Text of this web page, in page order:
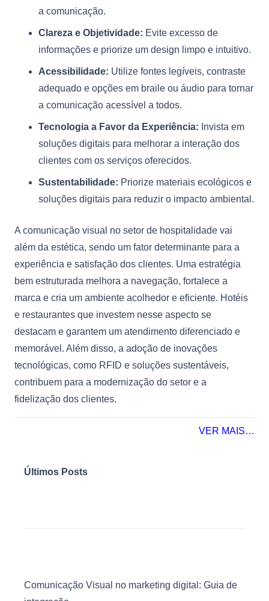
a comunicação.
Clareza e Objetividade: Evite excesso de
informações e priorize um design limpo e intuitivo.
Acessibilidade: Utilize fontes legíveis, contraste
adequado e opções em braile ou áudio para tornar
a comunicação acessível a todos.
Tecnologia a Favor da Experiência: Invista em
soluções digitais para melhorar a interação dos
clientes com os serviços oferecidos.
Sustentabilidade: Priorize materiais ecológicos e
soluções digitais para reduzir o impacto ambiental.
A comunicação visual no setor de hospitalidade vai
além da estética, sendo um fator determinante para a
experiência e satisfação dos clientes. Uma estratégia
bem estruturada melhora a navegação, fortalece a
marca e cria um ambiente acolhedor e eficiente. Hotéis
e restaurantes que investem nesse aspecto se
destacam e garantem um atendimento diferenciado e
memorável. Além disso, a adoção de inovações
tecnológicas, como RFID e soluções sustentáveis,
contribuem para a modernização do setor e a
fidelização dos clientes.
VER MAIS…
Últimos Posts
Comunicação Visual no marketing digital: Guia de